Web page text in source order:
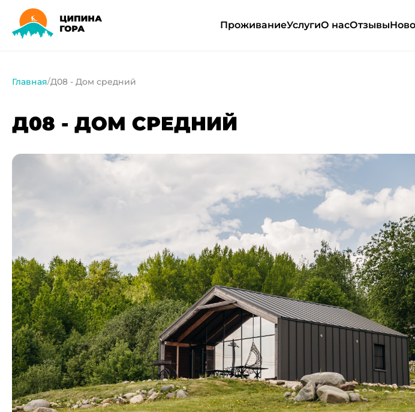
ПроживаниеУслугиО насОтзывы
Главная Д08 - Дом средний
Д08 - ДОМ СРЕДНИЙ